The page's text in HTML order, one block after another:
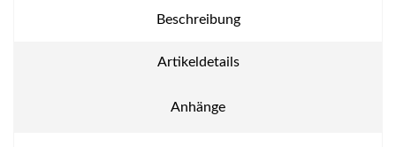
Beschreibung
Artikeldetails
Anhänge